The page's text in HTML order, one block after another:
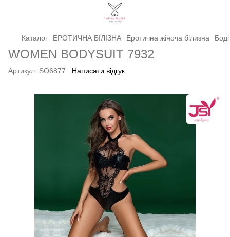
Каталог ЕРОТИЧНА БІЛІЗНА Еротична жіноча білизна Боді
WOMEN BODYSUIT 7932
Артикул: SO6877 Написати відгук